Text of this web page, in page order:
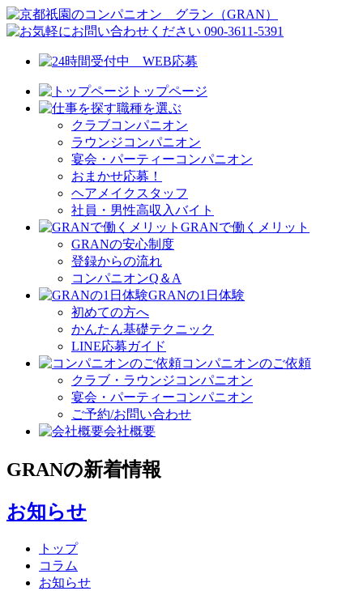
トップページ
職種を選ぶ
クラブコンパニオン
ラウンジコンパニオン
宴会・パーティーコンパニオン
おまかせ応募！
ヘアメイクスタッフ
社員・男性高収入バイト
GRANで働くメリット
GRANの安心制度
登録からの流れ
コンパニオンQ＆A
GRANの1日体験
初めての方へ
かんたん基礎テクニック
LINE応募ガイド
コンパニオンのご依頼
クラブ・ラウンジコンパニオン
宴会・パーティーコンパニオン
ご予約/お問い合わせ
会社概要
GRANの新着情報
お知らせ
トップ
コラム
お知らせ